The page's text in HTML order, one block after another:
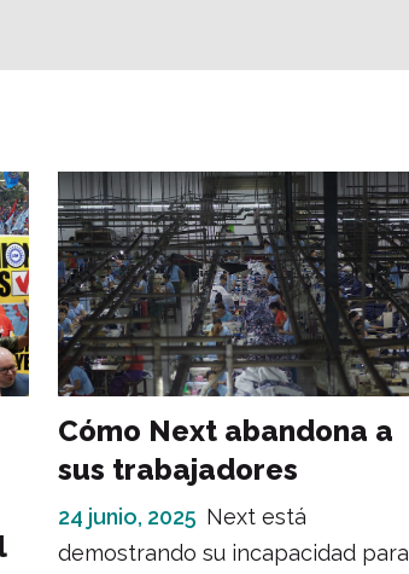
Cómo Next abandona a
sus trabajadores
24 junio, 2025 Next está
demostrando su incapacidad para